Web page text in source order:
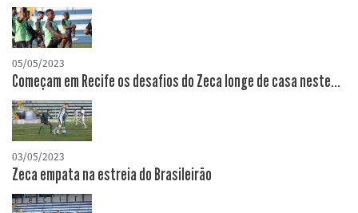
05/05/2023
Começam em Recife os desafios do Zeca longe de casa neste...
03/05/2023
Zeca empata na estreia do Brasileirão